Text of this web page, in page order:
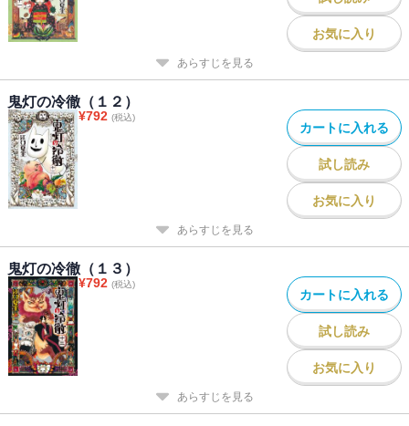
お気に入り
あらすじを見る
鬼灯の冷徹（１２）
¥792 (税込)
カートに入れる
試し読み
お気に入り
あらすじを見る
鬼灯の冷徹（１３）
¥792 (税込)
カートに入れる
試し読み
お気に入り
あらすじを見る